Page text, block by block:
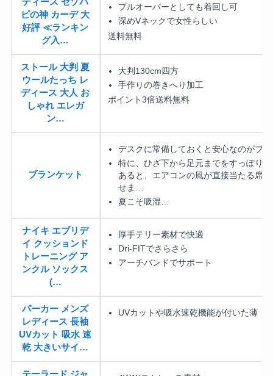
ピの神 カーデ 大
好評 ≪ランキン
グ入…
プルオーバーとしても着回し可
深めVネックで女性らしい
送料無料
ストール 大判 夏
ウールたっち レ
ディース 大人 お
しゃれ エレガ
ン…
大判130cm四方
手作りの巻きへり加工
ポイント3倍送料無料
ブランケット
デスクに常備しておくと安心なのがブ
特に、ひざ下から足元までをすっぽり
あると、エアコンの風が直接当たる席
せま…
夏こそ吸湿…
ナイキ エブリデ
イ クッションド
トレーニング ア
ンクル ソックス
(…
厚手テリー素材で快適
Dri-FITでさらさら
アーチバンドでサポート
パーカー メンズ
レディース 長袖
UVカット 吸水 速
乾 大きいサイ…
UVカットや吸水速乾機能が付いた薄